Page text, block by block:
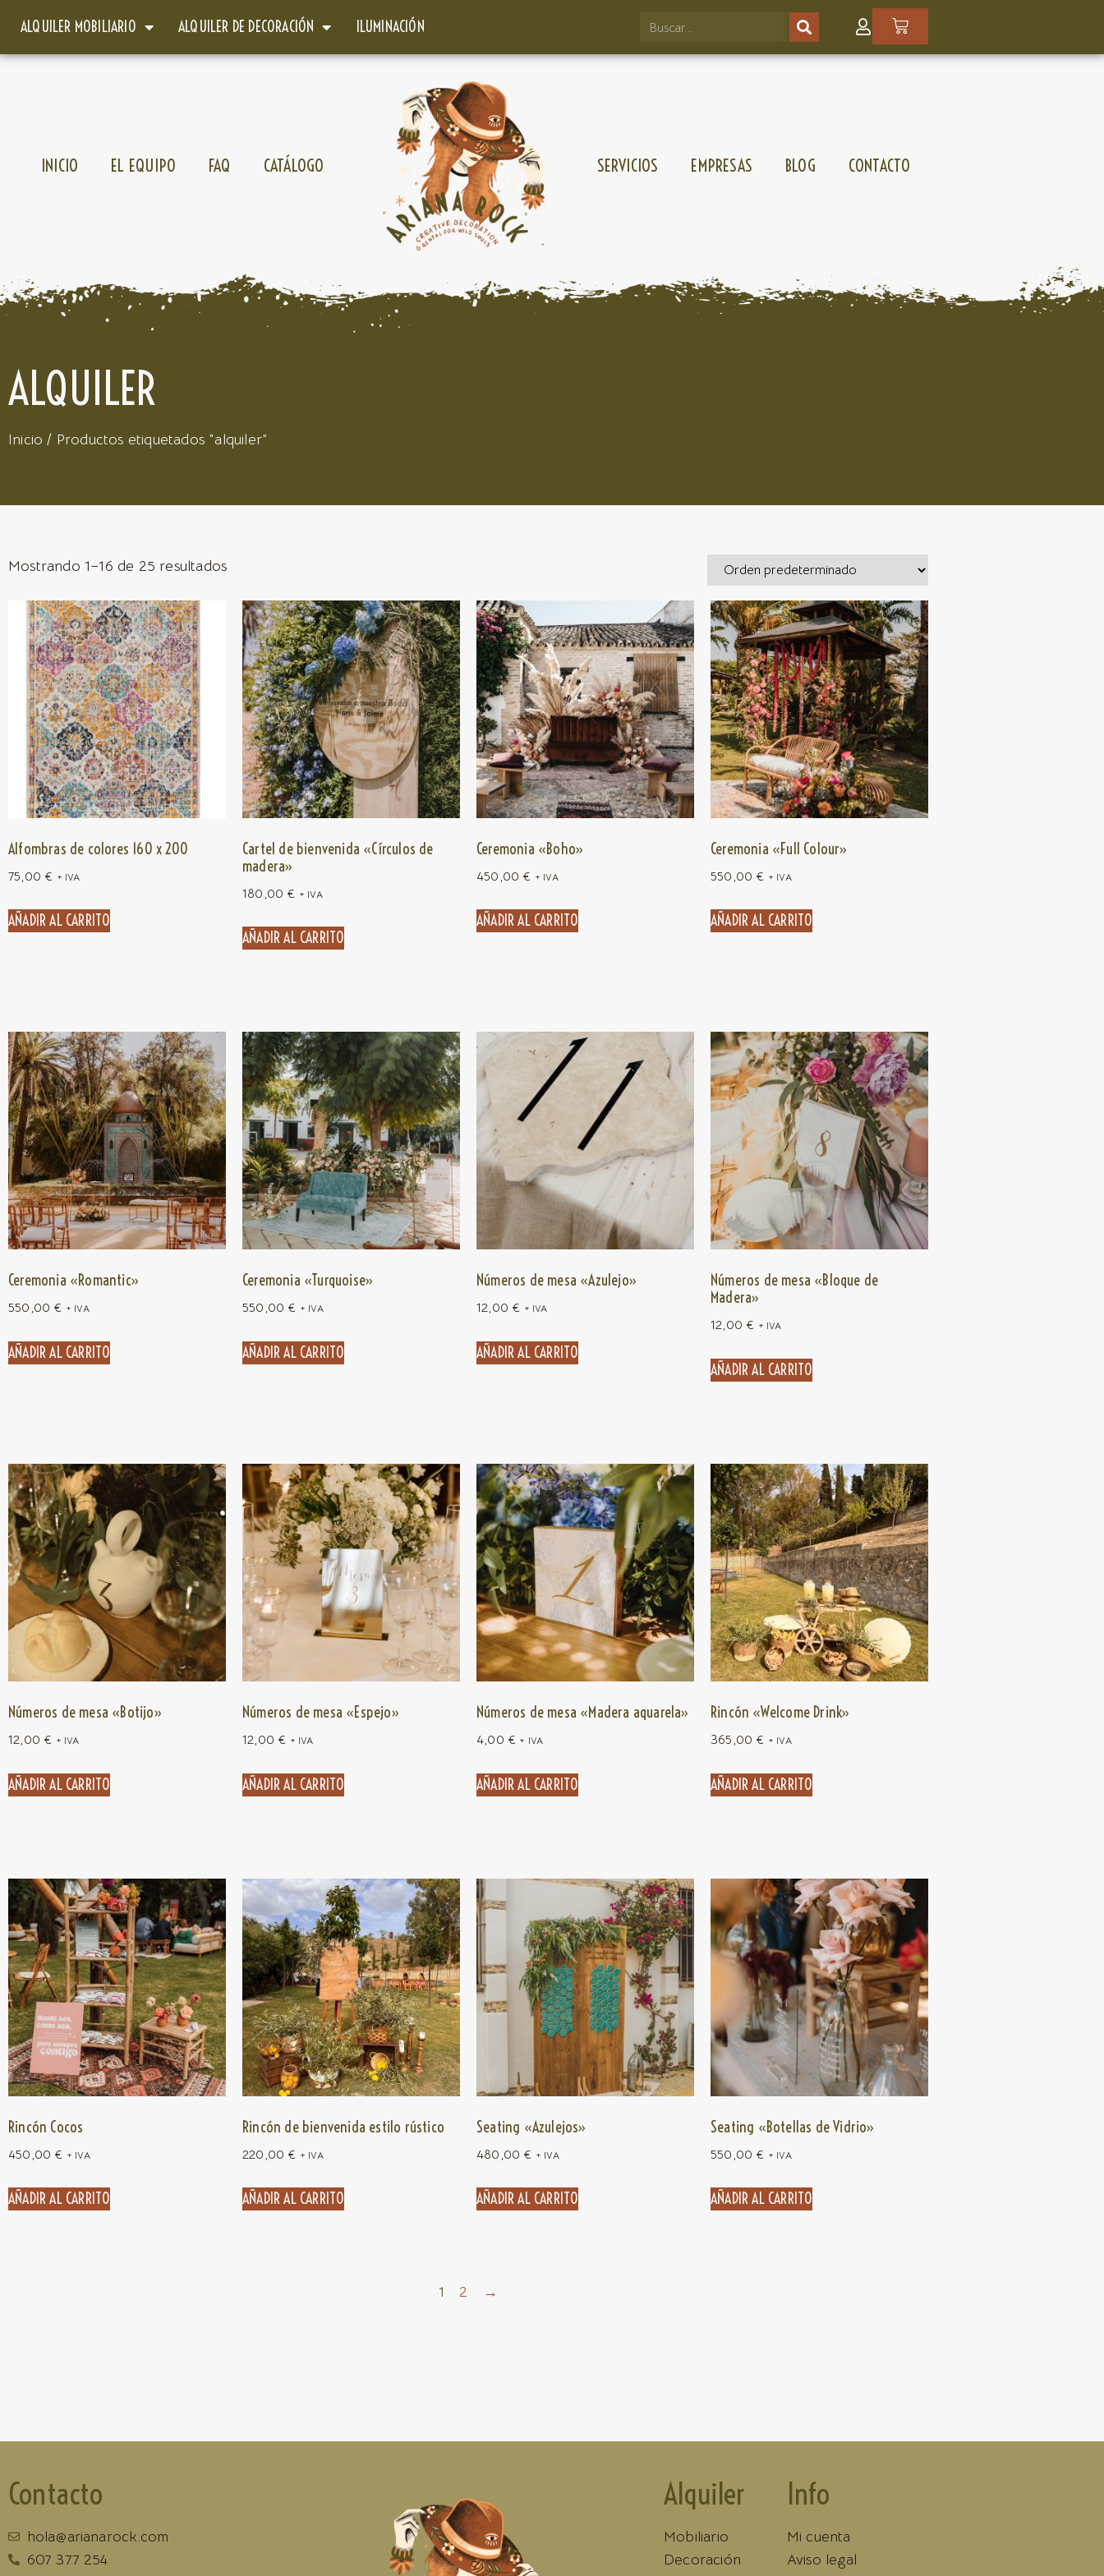
ALQUILER MOBILIARIO ALQUILER DE DECORACIÓN ILUMINACIÓN
INICIO EL EQUIPO FAQ CATÁLOGO SERVICIOS EMPRESAS BLOG CONTACTO
ALQUILER
Inicio / Productos etiquetados “alquiler”
Mostrando 1–16 de 25 resultados
Alfombras de colores 160 x 200
75,00 € + IVA
AÑADIR AL CARRITO
Cartel de bienvenida «Círculos de
madera»
180,00 € + IVA
AÑADIR AL CARRITO
Ceremonia «Boho»
450,00 € + IVA
AÑADIR AL CARRITO
Ceremonia «Full Colour»
550,00 € + IVA
AÑADIR AL CARRITO
Ceremonia «Romantic»
550,00 € + IVA
AÑADIR AL CARRITO
Ceremonia «Turquoise»
550,00 € + IVA
AÑADIR AL CARRITO
Números de mesa «Azulejo»
12,00 € + IVA
AÑADIR AL CARRITO
Números de mesa «Bloque de
Madera»
12,00 € + IVA
AÑADIR AL CARRITO
Números de mesa «Botijo»
12,00 € + IVA
AÑADIR AL CARRITO
Números de mesa «Espejo»
12,00 € + IVA
AÑADIR AL CARRITO
Números de mesa «Madera aquarela»
4,00 € + IVA
AÑADIR AL CARRITO
Rincón «Welcome Drink»
365,00 € + IVA
AÑADIR AL CARRITO
Rincón Cocos
450,00 € + IVA
AÑADIR AL CARRITO
Rincón de bienvenida estilo rústico
220,00 € + IVA
AÑADIR AL CARRITO
Seating «Azulejos»
480,00 € + IVA
AÑADIR AL CARRITO
Seating «Botellas de Vidrio»
550,00 € + IVA
AÑADIR AL CARRITO
1 2 →
Contacto
hola@arianarock.com
607 377 254
Alquiler
Mobiliario
Decoración
Info
Mi cuenta
Aviso legal